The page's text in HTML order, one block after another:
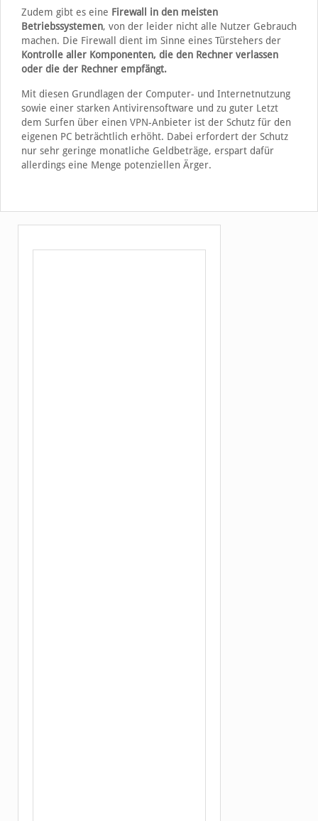
Zudem gibt es eine Firewall in den meisten
Betriebssystemen, von der leider nicht alle Nutzer Gebrauch
machen. Die Firewall dient im Sinne eines Türstehers der
Kontrolle aller Komponenten, die den Rechner verlassen
oder die der Rechner empfängt.
Mit diesen Grundlagen der Computer- und Internetnutzung
sowie einer starken Antivirensoftware und zu guter Letzt
dem Surfen über einen VPN-Anbieter ist der Schutz für den
eigenen PC beträchtlich erhöht. Dabei erfordert der Schutz
nur sehr geringe monatliche Geldbeträge, erspart dafür
allerdings eine Menge potenziellen Ärger.